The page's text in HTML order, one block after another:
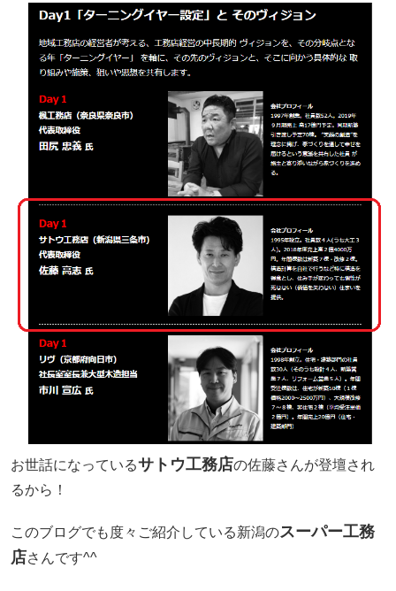
お世話になっているサトウ工務店の佐藤さんが登壇され
るから！
このブログでも度々ご紹介している新潟のスーパー工務
店さんです^^